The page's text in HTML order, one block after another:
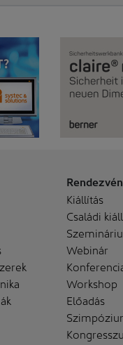
Kiállítás
Családi
Webinár
Workshop
Előadás